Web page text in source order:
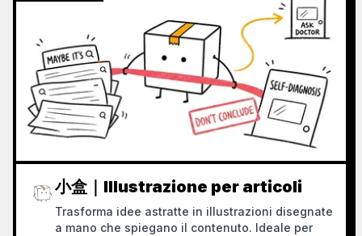
小盒｜Illustrazione per articoli
Trasforma idee astratte in illustrazioni disegnate
a mano che spiegano il contenuto. Ideale per